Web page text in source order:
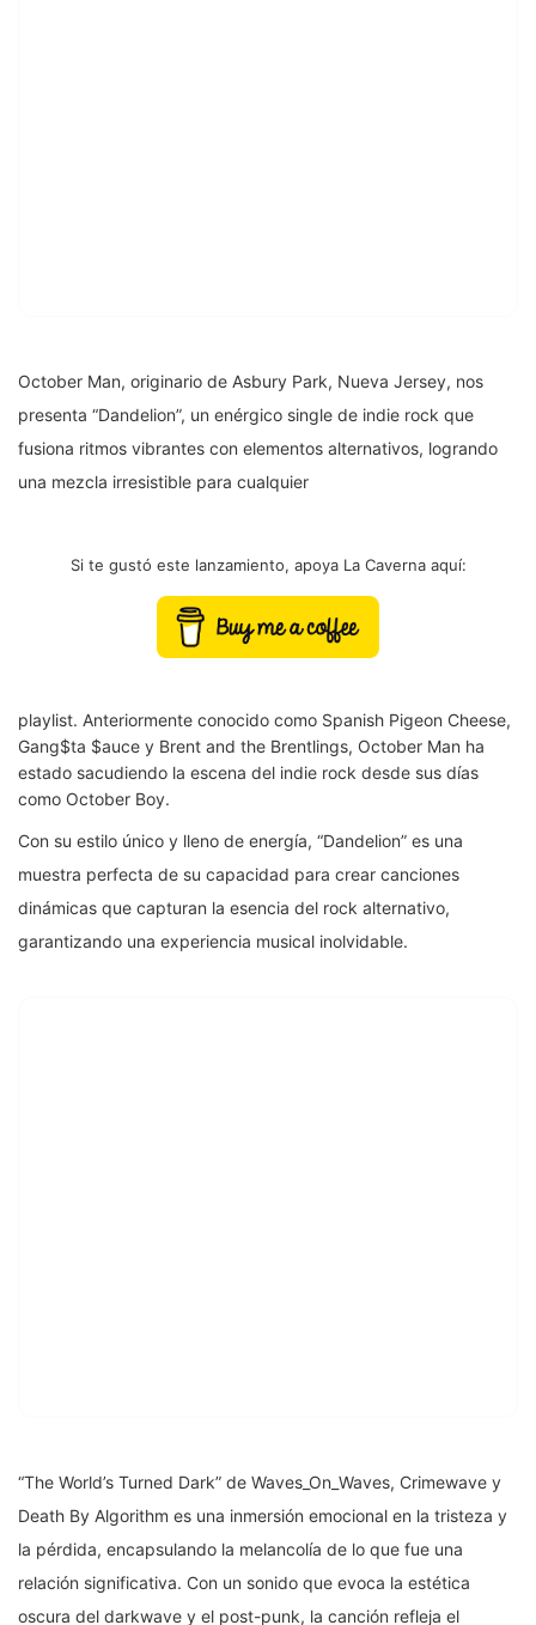
October Man, originario de Asbury Park, Nueva Jersey, nos
presenta “Dandelion”, un enérgico single de indie rock que
fusiona ritmos vibrantes con elementos alternativos, logrando
una mezcla irresistible para cualquier
Si te gustó este lanzamiento, apoya La Caverna aquí:
playlist. Anteriormente conocido como Spanish Pigeon Cheese,
Gang$ta $auce y Brent and the Brentlings, October Man ha
estado sacudiendo la escena del indie rock desde sus días
como October Boy.
Con su estilo único y lleno de energía, “Dandelion” es una
muestra perfecta de su capacidad para crear canciones
dinámicas que capturan la esencia del rock alternativo,
garantizando una experiencia musical inolvidable.
“The World’s Turned Dark” de Waves_On_Waves, Crimewave y
Death By Algorithm es una inmersión emocional en la tristeza y
la pérdida, encapsulando la melancolía de lo que fue una
relación significativa. Con un sonido que evoca la estética
oscura del darkwave y el post-punk, la canción refleja el